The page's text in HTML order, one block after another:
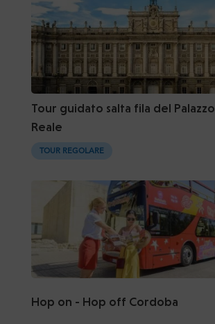
Tour guidato salta fila del Palazzo
Reale
TOUR REGOLARE
Hop on - Hop off Cordoba